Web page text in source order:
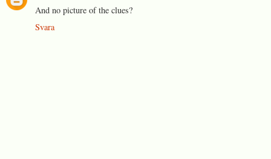
And no picture of the clues?
Svara